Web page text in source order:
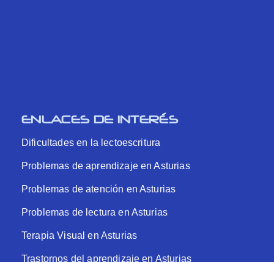
ENLACES DE INTERÉS
Dificultades en la lectoescritura
Problemas de aprendizaje en Asturias
Problemas de atención en Asturias
Problemas de lectura en Asturias
Terapia Visual en Asturias
Trastornos del aprendizaje en Asturias